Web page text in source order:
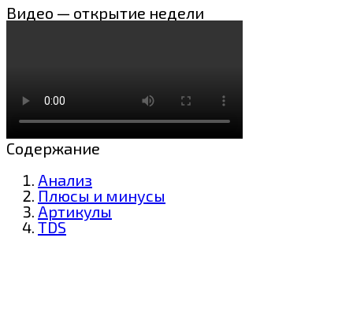
Видео — открытие недели
Содержание
Анализ
Плюсы и минусы
Артикулы
TDS